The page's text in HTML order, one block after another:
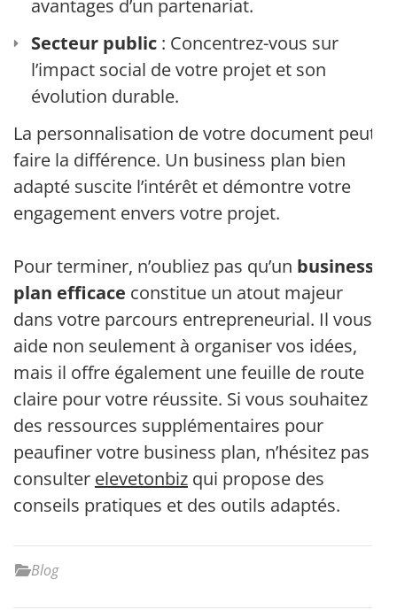
avantages d’un partenariat.
Secteur public : Concentrez-vous sur
l’impact social de votre projet et son
évolution durable.
La personnalisation de votre document peut
faire la différence. Un business plan bien
adapté suscite l’intérêt et démontre votre
engagement envers votre projet.
Pour terminer, n’oubliez pas qu’un business
plan efficace constitue un atout majeur
dans votre parcours entrepreneurial. Il vous
aide non seulement à organiser vos idées,
mais il offre également une feuille de route
claire pour votre réussite. Si vous souhaitez
des ressources supplémentaires pour
peaufiner votre business plan, n’hésitez pas à
consulter elevetonbiz qui propose des
conseils pratiques et des outils adaptés.
Blog